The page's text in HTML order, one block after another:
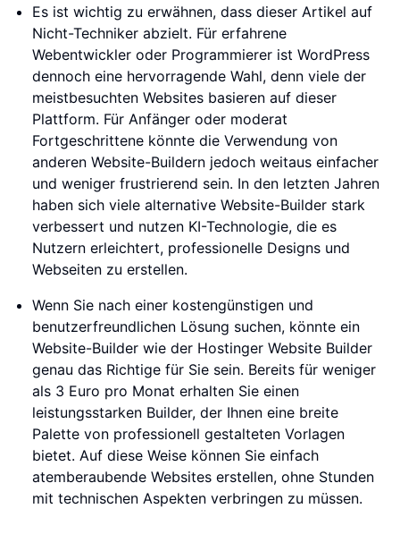
Es ist wichtig zu erwähnen, dass dieser Artikel auf
Nicht-Techniker abzielt. Für erfahrene
Webentwickler oder Programmierer ist WordPress
dennoch eine hervorragende Wahl, denn viele der
meistbesuchten Websites basieren auf dieser
Plattform. Für Anfänger oder moderat
Fortgeschrittene könnte die Verwendung von
anderen Website-Buildern jedoch weitaus einfacher
und weniger frustrierend sein. In den letzten Jahren
haben sich viele alternative Website-Builder stark
verbessert und nutzen KI-Technologie, die es
Nutzern erleichtert, professionelle Designs und
Webseiten zu erstellen.
Wenn Sie nach einer kostengünstigen und
benutzerfreundlichen Lösung suchen, könnte ein
Website-Builder wie der Hostinger Website Builder
genau das Richtige für Sie sein. Bereits für weniger
als 3 Euro pro Monat erhalten Sie einen
leistungsstarken Builder, der Ihnen eine breite
Palette von professionell gestalteten Vorlagen
bietet. Auf diese Weise können Sie einfach
atemberaubende Websites erstellen, ohne Stunden
mit technischen Aspekten verbringen zu müssen.